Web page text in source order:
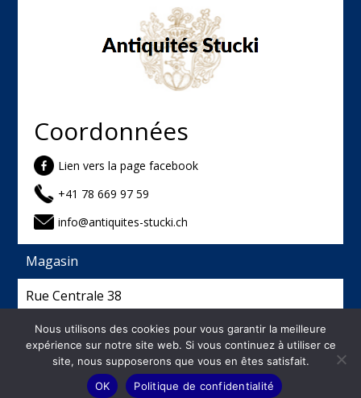
Coordonnées
Lien vers la page facebook
+41 78 669 97 59
info@antiquites-stucki.ch
Magasin
Rue Centrale 38
2740 Moutier
Antiquités Stucki - Créé et hébergé par
Nous utilisons des cookies pour vous garantir la meilleure
expérience sur notre site web. Si vous continuez à utiliser ce
site, nous supposerons que vous en êtes satisfait.
OK
Politique de confidentialité
Français